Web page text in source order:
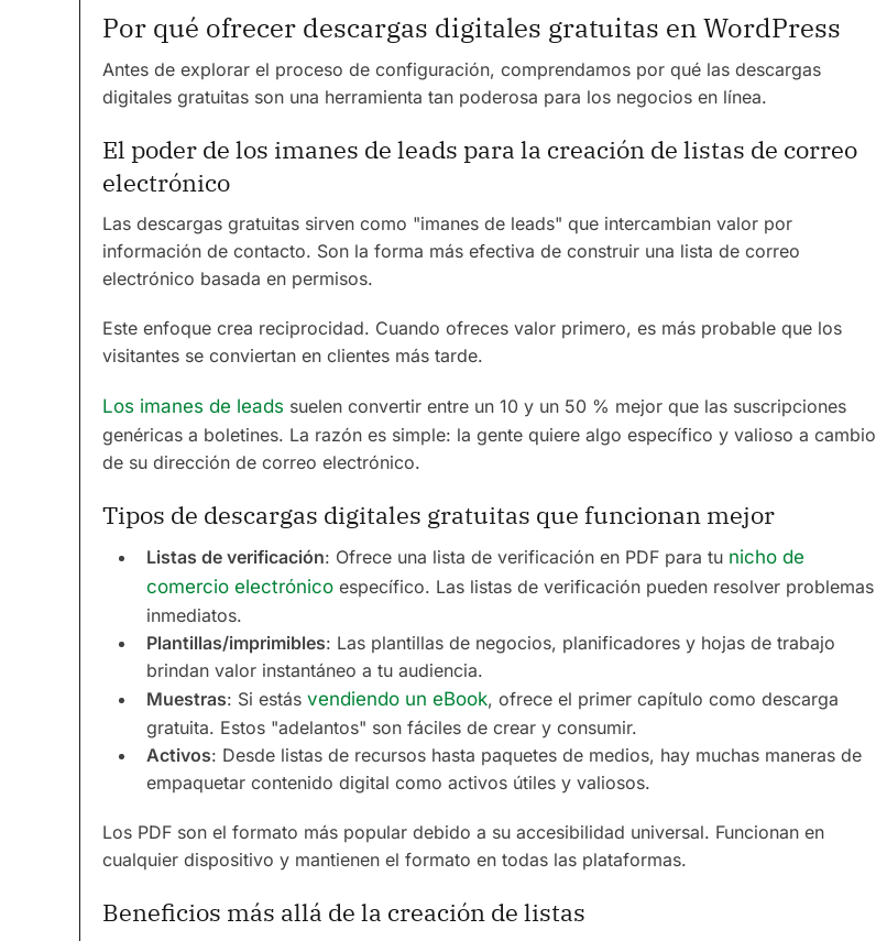
Por qué ofrecer descargas digitales gratuitas en WordPress
Antes de explorar el proceso de configuración, comprendamos por qué las descargas
digitales gratuitas son una herramienta tan poderosa para los negocios en línea.
El poder de los imanes de leads para la creación de listas de correo
electrónico
Las descargas gratuitas sirven como "imanes de leads" que intercambian valor por
información de contacto. Son la forma más efectiva de construir una lista de correo
electrónico basada en permisos.
Este enfoque crea reciprocidad. Cuando ofreces valor primero, es más probable que los
visitantes se conviertan en clientes más tarde.
Los imanes de leads suelen convertir entre un 10 y un 50 % mejor que las suscripciones
genéricas a boletines. La razón es simple: la gente quiere algo específico y valioso a cambio
de su dirección de correo electrónico.
Tipos de descargas digitales gratuitas que funcionan mejor
Listas de verificación: Ofrece una lista de verificación en PDF para tu nicho de
comercio electrónico específico. Las listas de verificación pueden resolver problemas
inmediatos.
Plantillas/imprimibles: Las plantillas de negocios, planificadores y hojas de trabajo
brindan valor instantáneo a tu audiencia.
Muestras: Si estás vendiendo un eBook, ofrece el primer capítulo como descarga
gratuita. Estos "adelantos" son fáciles de crear y consumir.
Activos: Desde listas de recursos hasta paquetes de medios, hay muchas maneras de
empaquetar contenido digital como activos útiles y valiosos.
Los PDF son el formato más popular debido a su accesibilidad universal. Funcionan en
cualquier dispositivo y mantienen el formato en todas las plataformas.
Beneficios más allá de la creación de listas